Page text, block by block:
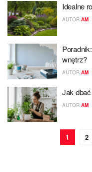
Idealne
AUTOR AM
wnętrz?
AUTOR AM
Jak
AUTOR AM
1 2